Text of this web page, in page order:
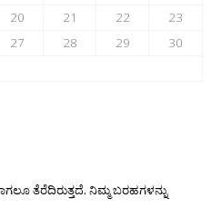
20 21 22
23
27 28 29
30
ತೆರೆದಿರುತ್ತದೆ. ನಿಮ್ಮ ಬರಹಗಳನ್ನು